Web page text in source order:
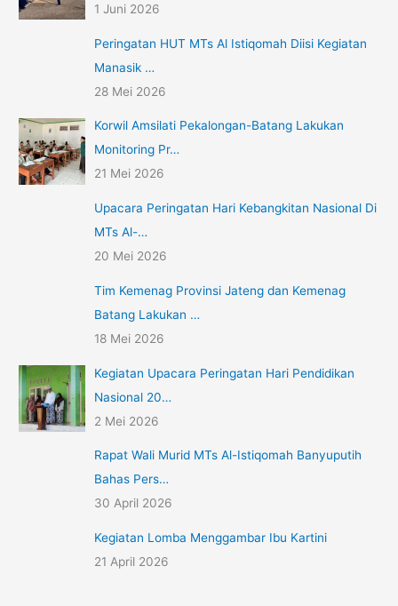
1 Juni 2026
Peringatan HUT MTs Al Istiqomah Diisi Kegiatan
Manasik …
28 Mei 2026
Korwil Amsilati Pekalongan-Batang Lakukan
Monitoring Pr…
21 Mei 2026
Upacara Peringatan Hari Kebangkitan Nasional Di
MTs Al-…
20 Mei 2026
Tim Kemenag Provinsi Jateng dan Kemenag
Batang Lakukan …
18 Mei 2026
Kegiatan Upacara Peringatan Hari Pendidikan
Nasional 20…
2 Mei 2026
Rapat Wali Murid MTs Al-Istiqomah Banyuputih
Bahas Pers…
30 April 2026
Kegiatan Lomba Menggambar Ibu Kartini
21 April 2026